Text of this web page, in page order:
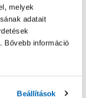
melyek
adatait
Bővebb információ
Beállítások